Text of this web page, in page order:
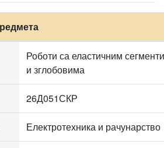
Роботи са еластичним
и зглобовима
26Д051СКР
Електротехника и рачунарство